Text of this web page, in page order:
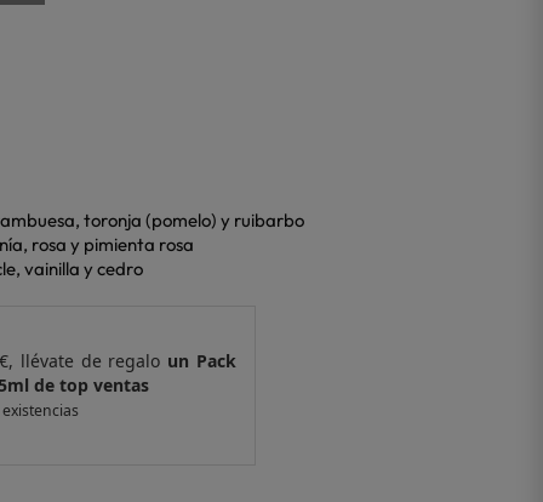
toronja (pomelo) y ruibarbo
rosa y pimienta rosa
vainilla y cedro
llévate de regalo un Pack
de top ventas